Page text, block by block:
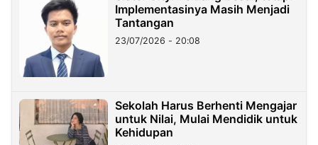
Implementasinya Masih Menjadi
Tantangan
23/07/2026 - 20:08
Sekolah Harus Berhenti Mengajar
untuk Nilai, Mulai Mendidik untuk
Kehidupan